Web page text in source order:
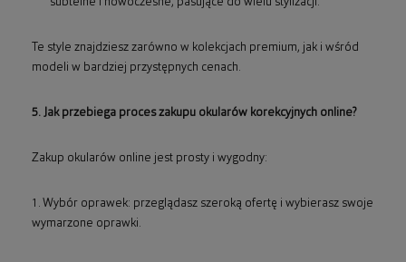
subtelne i nowoczesne, pasujące do wielu stylizacji.
Te style znajdziesz zarówno w kolekcjach premium, jak i wśród
modeli w bardziej przystępnych cenach.
5. Jak przebiega proces zakupu okularów korekcyjnych online?
Zakup okularów online jest prosty i wygodny:
1. Wybór oprawek: przeglądasz szeroką ofertę i wybierasz swoje
wymarzone oprawki.